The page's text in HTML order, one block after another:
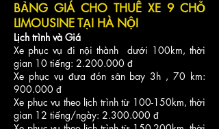
BẢNG GIÁ CHO THUÊ XE 9 CHỖ
LIMOUSINE TẠI HÀ NỘI
Lịch trình và Giá
Xe phục vụ đi nội thành dưới 100km, thời
gian 10 tiếng: 2.200.000 đ
Xe phục vụ đưa đón sân bay 3h , 70 km:
900.000 đ
Xe phục vụ theo lịch trình từ 100-150km, thời
gian 12 tiếng/ngày: 2.300.000 đ